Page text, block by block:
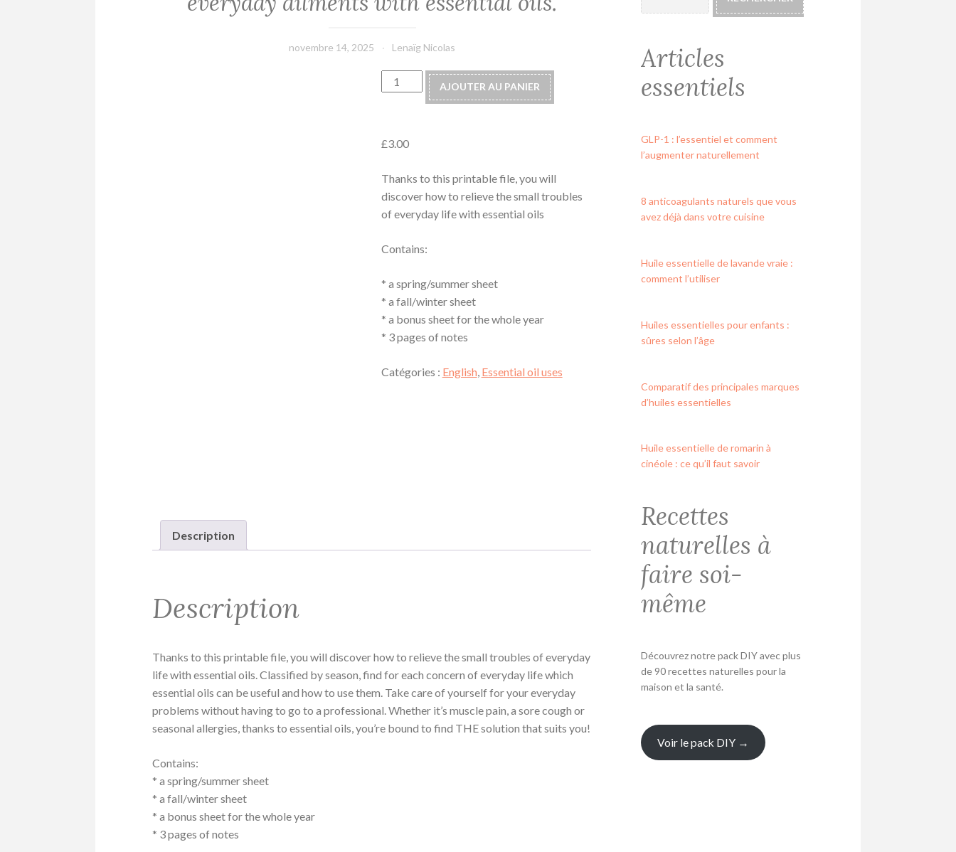
novembre 14, 2025 Lenaïg Nicolas
quantité
de
–
first
aid
kit
treat
ailments
with
essential
oils.
AJOUTER AU PANIER
£3.00
Thanks to this printable file, you will
discover how to relieve the small troubles
of everyday life with essential oils
Contains:
* a spring/summer sheet
* a fall/winter sheet
* a bonus sheet for the whole year
* 3 pages of notes
Catégories : English, Essential oil uses
Description
Description
Thanks to this printable file, you will discover how to relieve the small troubles of everyday
life with essential oils. Classified by season, find for each concern of everyday life which
essential oils can be useful and how to use them. Take care of yourself for your everyday
problems without having to go to a professional. Whether it’s muscle pain, a sore cough or
seasonal allergies, thanks to essential oils, you’re bound to find THE solution that suits you!
Contains:
* a spring/summer sheet
* a fall/winter sheet
* a bonus sheet for the whole year
* 3 pages of notes
Articles
essentiels
GLP-1 : l’essentiel et comment
l’augmenter naturellement
8 anticoagulants naturels que vous
avez déjà dans votre cuisine
Huile essentielle de lavande vraie :
comment l’utiliser
Huiles essentielles pour enfants :
sûres selon l’âge
Comparatif des principales marques
d’huiles essentielles
Huile essentielle de romarin à
cinéole : ce qu’il faut savoir
Recettes
naturelles à
faire soi-
même
Découvrez notre pack DIY avec plus
de 90 recettes naturelles pour la
maison et la santé.
Voir le pack DIY →